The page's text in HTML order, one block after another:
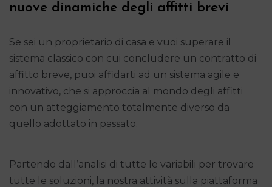
nuove dinamiche degli affitti brevi
Se sei un proprietario di casa e vuoi superare il
sistema classico con cui concludere un contratto di
affitto breve, puoi affidarti ad un sistema agile e
innovativo, che si approccia al mondo degli affitti
con un atteggiamento totalmente diverso da
quello adottato in passato.
Partendo dall’analisi di tutte le variabili per trovare
tutte le soluzioni, la nostra attività sulla piattaforma